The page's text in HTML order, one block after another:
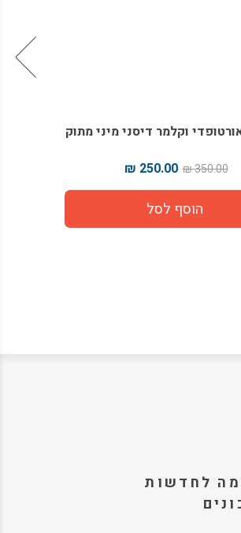
וקלמר דיסני מיני מתוק
350.00 ₪
250.00 ₪
לחדשות